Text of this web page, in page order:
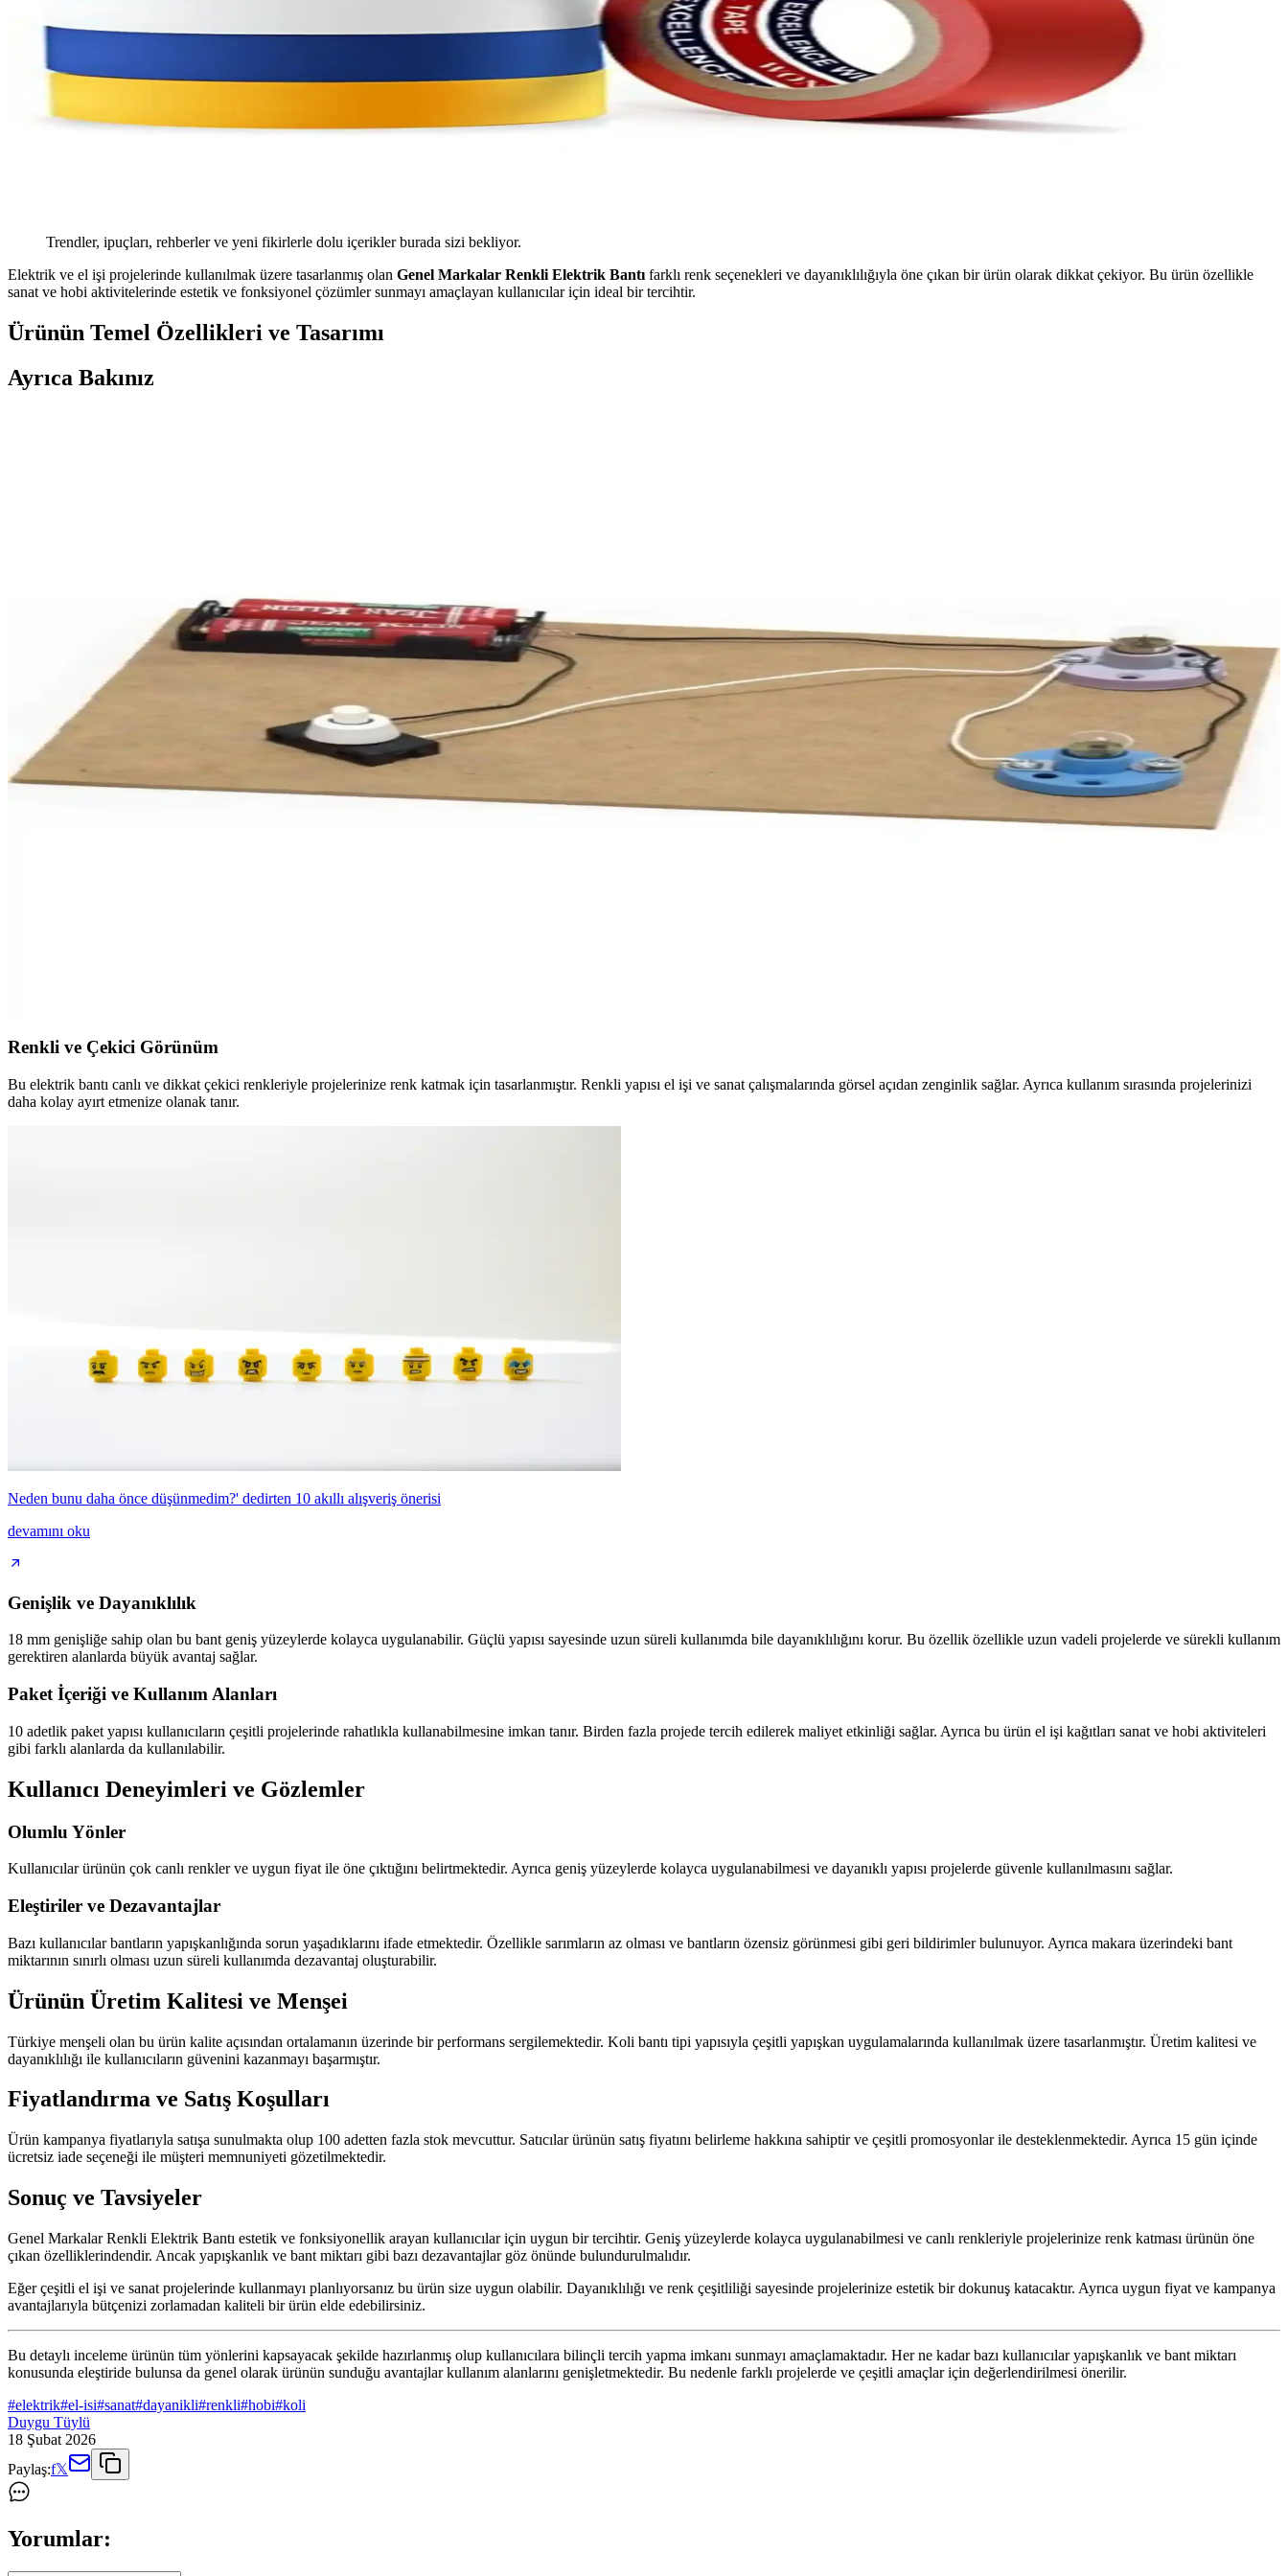
Trendler, ipuçları, rehberler ve yeni fikirlerle dolu içerikler burada sizi bekliyor.
Elektrik ve el işi projelerinde kullanılmak üzere tasarlanmış olan Genel Markalar Renkli Elektrik Bantı farklı renk seçenekleri ve dayanıklılığıyla öne çıkan bir ürün olarak dikkat çekiyor. Bu ürün özellikle
sanat ve hobi aktivitelerinde estetik ve fonksiyonel çözümler sunmayı amaçlayan kullanıcılar için ideal bir tercihtir.
Ürünün Temel Özellikleri ve Tasarımı
Ayrıca Bakınız
Delta 200/8 çakma teli, yüksek iletkenlik ve dayanıklılık sunan Türkiye menşeli pratik elektrik bağlantı çözümüdür. Kolay montaj ve bakım avantajıyla elektrik tesisatlarında güvenilir performans sağlar.
LED Filamentlerin Manyetik Anahtarlama ile Kontrolü: Reed Anahtarları ve Hall Sensörleri
LED filamentler, reed anahtarları ve Hall etkisi sensörleri kullanılarak manyetik alanlarla kontrol edilir. Bu yöntem, 3V gerilimle çalışan filamentlerin estetik ve fonksiyonel aydınlatma çözümleri sunmasını sağlar.
Seramik Fırını Alırken Dikkat Edilmesi Gereken Teknik ve Pratik Detaylar
Seramik fırınları yüksek voltaj ve özel elektrik tesisatı gerektirir. Hediye olarak alınmadan önce alıcının ihtiyaçları ve teknik altyapısı mutlaka değerlendirilmelidir.
EmAyCenter Okul Elektrik Deney Seti Güneş Paneli ve Motor İçeriğiyle Öğrenmeyi Destekler
Renkli ve Çekici Görünüm
Bu elektrik bantı canlı ve dikkat çekici renkleriyle projelerinize renk katmak için tasarlanmıştır. Renkli yapısı el işi ve sanat çalışmalarında görsel açıdan zenginlik sağlar. Ayrıca kullanım sırasında projelerinizi
daha kolay ayırt etmenize olanak tanır.
Neden bunu daha önce düşünmedim?' dedirten 10 akıllı alışveriş önerisi
devamını oku
Genişlik ve Dayanıklılık
18 mm genişliğe sahip olan bu bant geniş yüzeylerde kolayca uygulanabilir. Güçlü yapısı sayesinde uzun süreli kullanımda bile dayanıklılığını korur. Bu özellik özellikle uzun vadeli projelerde ve sürekli kullanım
gerektiren alanlarda büyük avantaj sağlar.
Paket İçeriği ve Kullanım Alanları
10 adetlik paket yapısı kullanıcıların çeşitli projelerinde rahatlıkla kullanabilmesine imkan tanır. Birden fazla projede tercih edilerek maliyet etkinliği sağlar. Ayrıca bu ürün el işi kağıtları sanat ve hobi aktiviteleri
gibi farklı alanlarda da kullanılabilir.
Kullanıcı Deneyimleri ve Gözlemler
Olumlu Yönler
Kullanıcılar ürünün çok canlı renkler ve uygun fiyat ile öne çıktığını belirtmektedir. Ayrıca geniş yüzeylerde kolayca uygulanabilmesi ve dayanıklı yapısı projelerde güvenle kullanılmasını sağlar.
Eleştiriler ve Dezavantajlar
Bazı kullanıcılar bantların yapışkanlığında sorun yaşadıklarını ifade etmektedir. Özellikle sarımların az olması ve bantların özensiz görünmesi gibi geri bildirimler bulunuyor. Ayrıca makara üzerindeki bant
miktarının sınırlı olması uzun süreli kullanımda dezavantaj oluşturabilir.
Ürünün Üretim Kalitesi ve Menşei
Türkiye menşeli olan bu ürün kalite açısından ortalamanın üzerinde bir performans sergilemektedir. Koli bantı tipi yapısıyla çeşitli yapışkan uygulamalarında kullanılmak üzere tasarlanmıştır. Üretim kalitesi ve
dayanıklılığı ile kullanıcıların güvenini kazanmayı başarmıştır.
Fiyatlandırma ve Satış Koşulları
Ürün kampanya fiyatlarıyla satışa sunulmakta olup 100 adetten fazla stok mevcuttur. Satıcılar ürünün satış fiyatını belirleme hakkına sahiptir ve çeşitli promosyonlar ile desteklenmektedir. Ayrıca 15 gün içinde
ücretsiz iade seçeneği ile müşteri memnuniyeti gözetilmektedir.
Sonuç ve Tavsiyeler
Genel Markalar Renkli Elektrik Bantı estetik ve fonksiyonellik arayan kullanıcılar için uygun bir tercihtir. Geniş yüzeylerde kolayca uygulanabilmesi ve canlı renkleriyle projelerinize renk katması ürünün öne
çıkan özelliklerindendir. Ancak yapışkanlık ve bant miktarı gibi bazı dezavantajlar göz önünde bulundurulmalıdır.
Eğer çeşitli el işi ve sanat projelerinde kullanmayı planlıyorsanız bu ürün size uygun olabilir. Dayanıklılığı ve renk çeşitliliği sayesinde projelerinize estetik bir dokunuş katacaktır. Ayrıca uygun fiyat ve kampanya
avantajlarıyla bütçenizi zorlamadan kaliteli bir ürün elde edebilirsiniz.
Bu detaylı inceleme ürünün tüm yönlerini kapsayacak şekilde hazırlanmış olup kullanıcılara bilinçli tercih yapma imkanı sunmayı amaçlamaktadır. Her ne kadar bazı kullanıcılar yapışkanlık ve bant miktarı
konusunda eleştiride bulunsa da genel olarak ürünün sunduğu avantajlar kullanım alanlarını genişletmektedir. Bu nedenle farklı projelerde ve çeşitli amaçlar için değerlendirilmesi önerilir.
#elektrik#el-isi#sanat#dayanikli#renkli#hobi#koli
Duygu Tüylü
18 Şubat 2026
Paylaş:f𝕏
Yorumlar: